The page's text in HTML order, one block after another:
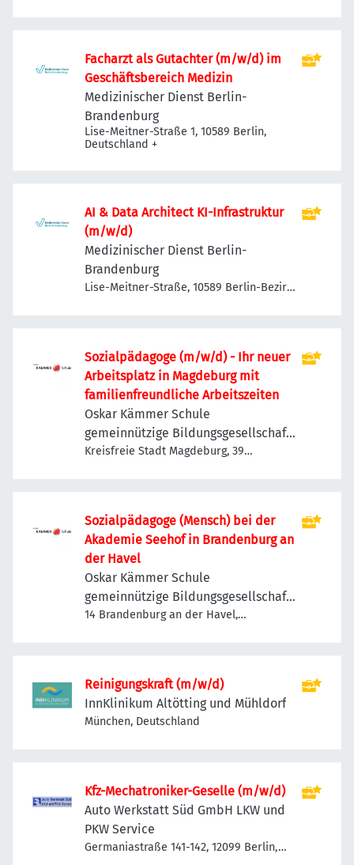
Facharzt als Gutachter (m/w/d) im
Geschäftsbereich Medizin
Medizinischer Dienst Berlin-
Brandenburg
Lise-Meitner-Straße 1, 10589 Berlin,
Deutschland +
AI & Data Architect KI-Infrastruktur
(m/w/d)
Medizinischer Dienst Berlin-
Brandenburg
Lise-Meitner-Straße, 10589 Berlin-Bezirk
Sozialpädagoge (m/w/d) - Ihr neuer
Arbeitsplatz in Magdeburg mit
familienfreundliche Arbeitszeiten
Oskar Kämmer Schule
gemeinnützige Bildungsgesellschaft
mbH
Kreisfreie Stadt Magdeburg, 39
Sozialpädagoge (Mensch) bei der
Akademie Seehof in Brandenburg an
der Havel
Oskar Kämmer Schule
gemeinnützige Bildungsgesellschaft
mbH
14 Brandenburg an der Havel,
Reinigungskraft (m/w/d)
InnKlinikum Altötting und Mühldorf
München, Deutschland
Kfz-Mechatroniker-Geselle (m/w/d)
Auto Werkstatt Süd GmbH LKW und
PKW Service
Germaniastraße 141-142, 12099 Berlin,